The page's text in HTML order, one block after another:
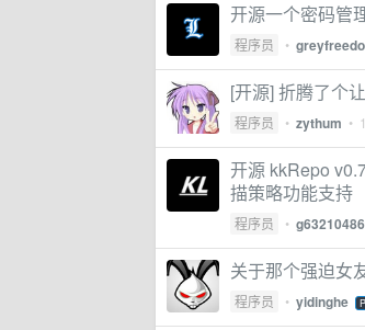
开源一个密码管
程序员 •
[开源] 折腾了个
程序员 • zythum •
开源 kkRepo
描策略功能支持
程序员 •
关于那个强迫女
程序员 • yidinghe